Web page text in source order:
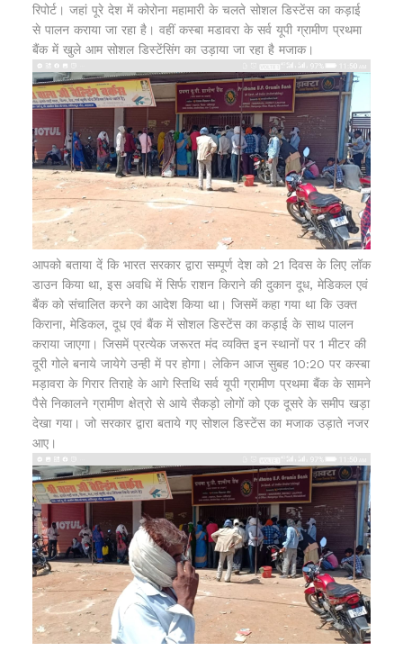
रिपोर्ट। जहां पूरे देश में कोरोना महामारी के चलते सोशल डिस्टेंस का कड़ाई
से पालन कराया जा रहा है। वहीं कस्बा मडावरा के सर्व यूपी ग्रामीण प्रथमा
बैंक में खुले आम सोशल डिस्टेंसिंग का उड़ाया जा रहा है मजाक।
आपको बताया दें कि भारत सरकार द्वारा सम्पूर्ण देश को 21 दिवस के लिए लॉक
डाउन किया था, इस अवधि में सिर्फ राशन किराने की दुकान दूध, मेडिकल एवं
बैंक को संचालित करने का आदेश किया था। जिसमें कहा गया था कि उक्त
किराना, मेडिकल, दूध एवं बैंक में सोशल डिस्टेंस का कड़ाई के साथ पालन
कराया जाएगा। जिसमें प्रत्येक जरूरत मंद व्यक्ति इन स्थानों पर 1 मीटर की
दूरी गोले बनाये जायेगे उन्ही में पर होगा। लेकिन आज सुबह 10:20 पर कस्बा
मड़ावरा के गिरार तिराहे के आगे स्तिथि सर्व यूपी ग्रामीण प्रथमा बैंक के सामने
पैसे निकालने ग्रामीण क्षेत्रो से आये सैकड़ो लोगों को एक दूसरे के समीप खड़ा
देखा गया। जो सरकार द्वारा बताये गए सोशल डिस्टेंस का मजाक उड़ाते नजर
आए।